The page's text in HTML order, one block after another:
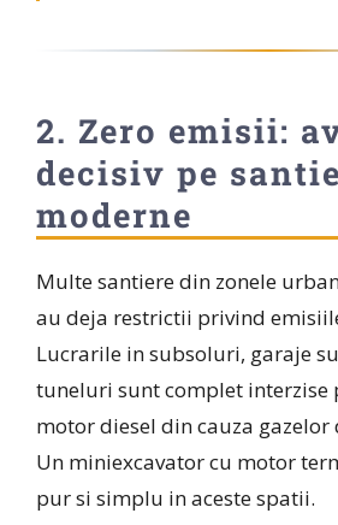
2. Zero emisii:
decisiv pe
moderne
Multe santiere din zonele
au deja restrictii privind
Lucrarile in subsoluri, garaje
tuneluri sunt complet interzise
motor diesel din cauza gazelor
Un miniexcavator cu motor
pur si simplu in aceste spatii.